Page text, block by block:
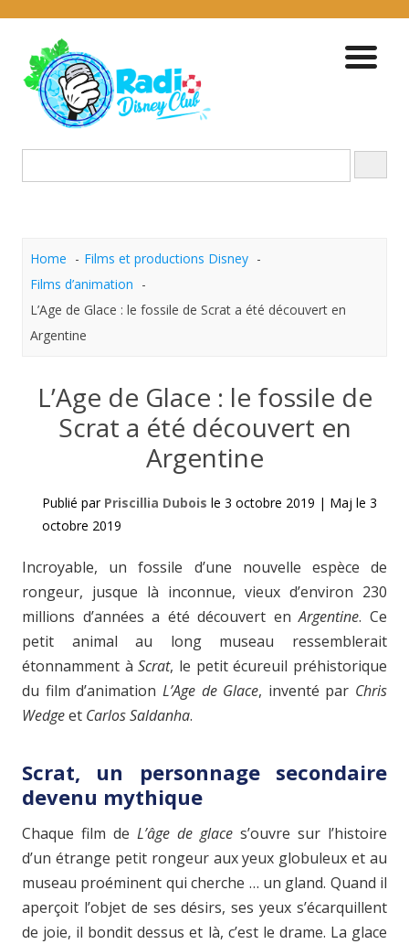
Home
Films et productions Disney
Films d’animation
L’Age de Glace : le fossile de Scrat a été découvert en
Argentine
L’Age de Glace : le fossile de
Scrat a été découvert en
Argentine
Publié par Priscillia Dubois le 3 octobre 2019 | Maj le 3
octobre 2019
Incroyable, un fossile d’une nouvelle espèce de
rongeur, jusque là inconnue, vieux d’environ 230
millions d’années a été découvert enArgentine. Ce
petit animal au long museau ressemblerait
étonnamment àScrat, le petit écureuil préhistorique
du film d’animation L’Age de Glace, inventé par Chris
Wedgeet Carlos Saldanha.
Scrat, un personnage secondaire
devenu mythique
Chaque film de L’âge de glace s’ouvre sur l’histoire
d’un étrange petit rongeur aux yeux globuleux et au
museau proéminent qui cherche … un gland. Quand il
aperçoit l’objet de ses désirs, ses yeux s’écarquillent
de joie, il bondit dessus et là, c’est le drame. La glace